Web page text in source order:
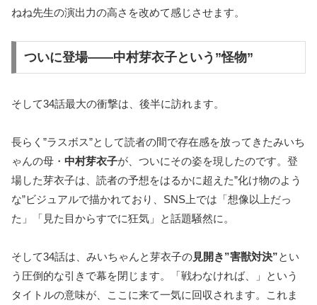
ねね先生の演出力の高さを改めて感じさせます。
ついに登場——中村芽衣子という”怪物”
そして34話最大の衝撃は、後半に訪れます。
長らく”ラスボス”として読者の間で存在感を放ってきたみいち
ゃんの母・ 中村芽衣子が、ついにその姿を現したのです。登
場した芽衣子は、読者の予想をはるかに超えた”化け物のよう
な”ビジュアルで描かれており、SNS上では「想像以上だっ
た」「見た目からすでに狂気」と話題騒然に。
そして34話は、みいちゃんと芽衣子の見開き”害獣対決”とい
う圧倒的な引きで幕を閉じます。「戦わなければ、」という
タイトルの意味が、ここに来て一気に回収されます。これま